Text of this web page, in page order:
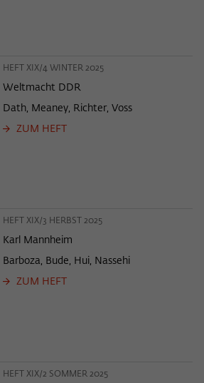
HEFT XIX/4 WINTER 2025
Weltmacht DDR
Dath, Meaney, Richter, Voss
ZUM HEFT
HEFT XIX/3 HERBST 2025
Karl Mannheim
Barboza, Bude, Hui, Nassehi
ZUM HEFT
HEFT XIX/2 SOMMER 2025
Besucher:in durch eine Verlinkung
berlin.de weitergeleitet wurde.